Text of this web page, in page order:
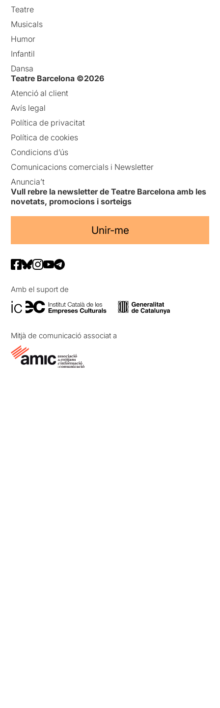
Teatre
Musicals
Humor
Infantil
Dansa
Teatre Barcelona ©2026
Atenció al client
Avís legal
Política de privacitat
Política de cookies
Condicions d’ús
Comunicacions comercials i Newsletter
Anuncia’t
Vull rebre la newsletter de Teatre Barcelona amb les
novetats, promocions i sorteigs
Unir-me
Amb el suport de
Mitjà de comunicació associat a